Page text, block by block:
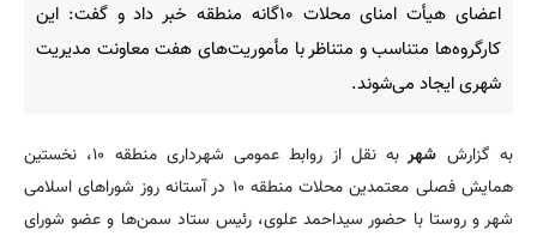
اعضای هیأت امنای محلات ۱۰گانه منطقه خبر داد و گفت: این
کارگروه‌ها متناسب و متناظر با مأموریت‌های هفت معاونت مدیریت
شهری ایجاد می‌شوند.
به گزارش شهر
به نقل از روابط عمومی شهرداری منطقه ۱۰، نخستین
همایش فصلی معتمدین محلات منطقه ۱۰ در آستانه روز شوراهای اسلامی
شهر و روستا با حضور سیداحمد علوی، رئیس ستاد سمن‌ها و عضو شورای